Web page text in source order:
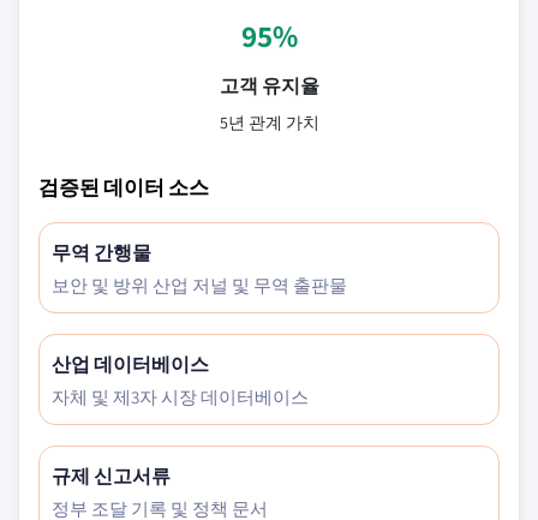
95%
고객 유지율
5년 관계 가치
검증된 데이터 소스
무역 간행물
보안 및 방위 산업 저널 및 무역 출판물
산업 데이터베이스
자체 및 제3자 시장 데이터베이스
규제 신고서류
정부 조달 기록 및 정책 문서